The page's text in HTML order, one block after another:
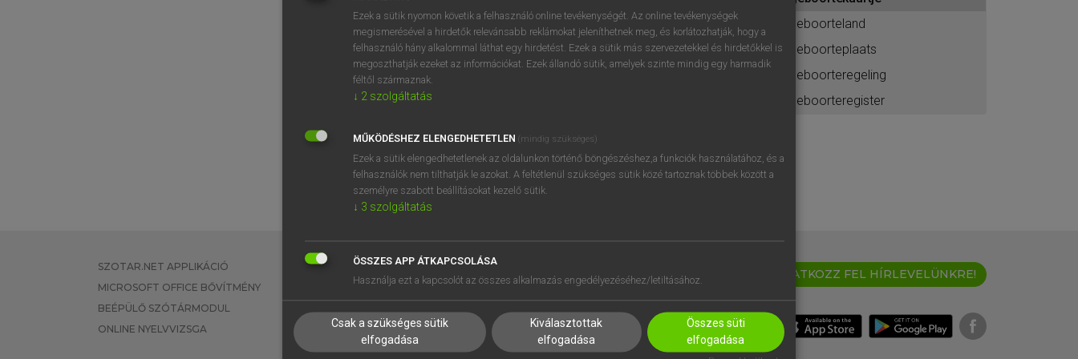
BELÉPÉS
próbaverziójának elindításához
regisztrálok ésbelépek.
REGISZTRÁCIÓ
geboorteland
geboorteplaats
geboorteregeling
geboorteregister
SZOTAR.NET APPLIKÁCIÓ
MICROSOFT OFFICE BŐVÍTMÉNY
BEÉPÜLŐ SZÓTÁRMODUL
ONLINE NYELVVIZSGA
EGYÉNI FELHASZNÁLÓKNAK
TANULÓKNAK
VÁLLALATI MEGOLDÁSOK
SÚGÓ
RÓLUNK
SÜTI BEÁLLÍTÁSOK
IRATKOZZ FEL HÍRLEVELÜNKRE!
Ezek a sütik nyomon követik a felhasználó online tevékenységét. Az online tevékenységek
megismerésével a hirdetők relevánsabb reklámokat jeleníthetnek meg, és korlátozhatják, hogy a
felhasználó hány alkalommal láthat egy hirdetést. Ezek a sütik más szervezetekkel és hirdetőkkel is
megoszthatják ezeket az információkat. Ezek állandó sütik, amelyek szinte mindig egy harmadik
féltől származnak.
↓ 2 szolgáltatás
MŰKÖDÉSHEZ ELENGEDHETETLEN (mindig szükséges)
Ezek a sütik elengedhetetlenek az oldalunkon történő böngészéshez,a funkciók használatához, és a
felhasználók nem tilthatják le azokat. A feltétlenül szükséges sütik közé tartoznak többek között a
személyre szabott beállításokat kezelő sütik.
↓ 3 szolgáltatás
ÖSSZES APP ÁTKAPCSOLÁSA
Használja ezt a kapcsolót az összes alkalmazás engedélyezéséhez/letiltásához.
Csak a szükséges sütik
elfogadása
Kiválasztottak
elfogadása
Összes süti
elfogadása